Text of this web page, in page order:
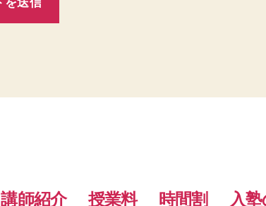
講師紹介 授業料 時間割 入